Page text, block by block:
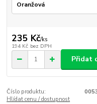
235 Kč/ks
194 Kč bez DPH
Přidat
Číslo produktu:
Hlídat cenu / dostupnost